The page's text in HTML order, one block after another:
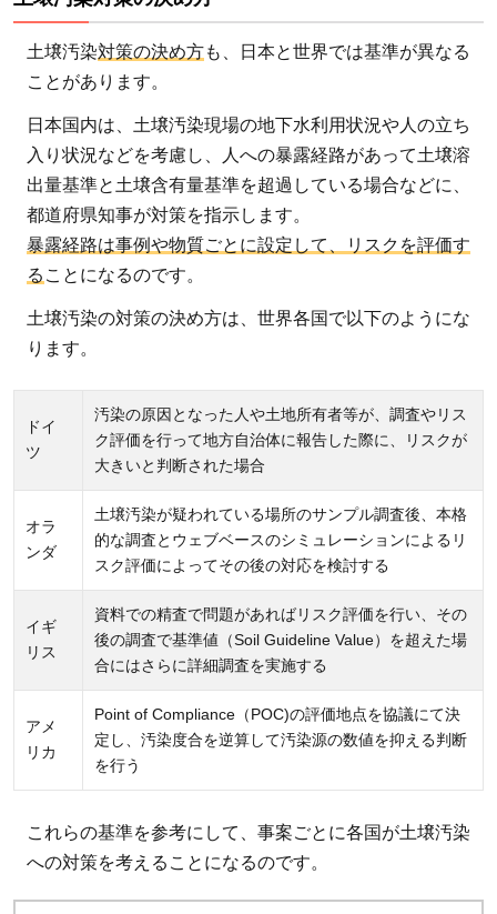
土壌汚染対策の決め方も、日本と世界では基準が異なる
ことがあります。
日本国内は、土壌汚染現場の地下水利用状況や人の立ち
入り状況などを考慮し、人への暴露経路があって土壌溶
出量基準と土壌含有量基準を超過している場合などに、
都道府県知事が対策を指示します。
暴露経路は事例や物質ごとに設定して、リスクを評価す
る ことになるのです。
土壌汚染の対策の決め方は、世界各国で以下のようにな
ります。
ドイ
ツ
汚染の原因となった人や土地所有者等が、調査やリス
ク評価を行って地方自治体に報告した際に、リスクが
大きいと判断された場合
オラ
ンダ
土壌汚染が疑われている場所のサンプル調査後、本格
的な調査とウェブベースのシミュレーションによるリ
スク評価によってその後の対応を検討する
イギ
リス
資料での精査で問題があればリスク評価を行い、その
後の調査で基準値（Soil Guideline Value）を超えた場
合にはさらに詳細調査を実施する
アメ
リカ
Point of Compliance（POC)の評価地点を協議にて決
定し、汚染度合を逆算して汚染源の数値を抑える判断
を行う
これらの基準を参考にして、事案ごとに各国が土壌汚染
への対策を考えることになるのです。